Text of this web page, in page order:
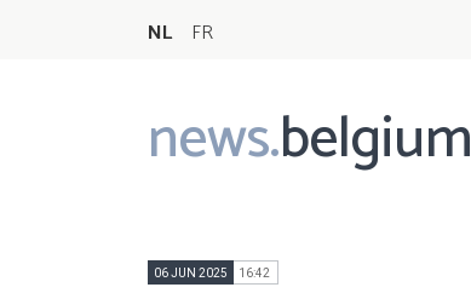
NL FR
news.belgium
Main
navigation
06 JUN 2025 16:42